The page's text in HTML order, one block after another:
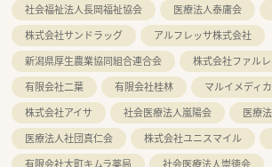
社会福祉法人長岡福祉協会
医療法人泰庸会
株式会社サンドラッグ
アルフレッサ株式会社
新潟県厚生農業協同組合連合会
株式会社ファルレ
有限会社二葉
有限会社桂林
マルイメディ
株式会社アイサ
社会医療法人嵐陽会
医療
医療法人社団真仁会
株式会社ユニスマイル
有限会社大町キムラ薬局
社会医療法人崇徳会